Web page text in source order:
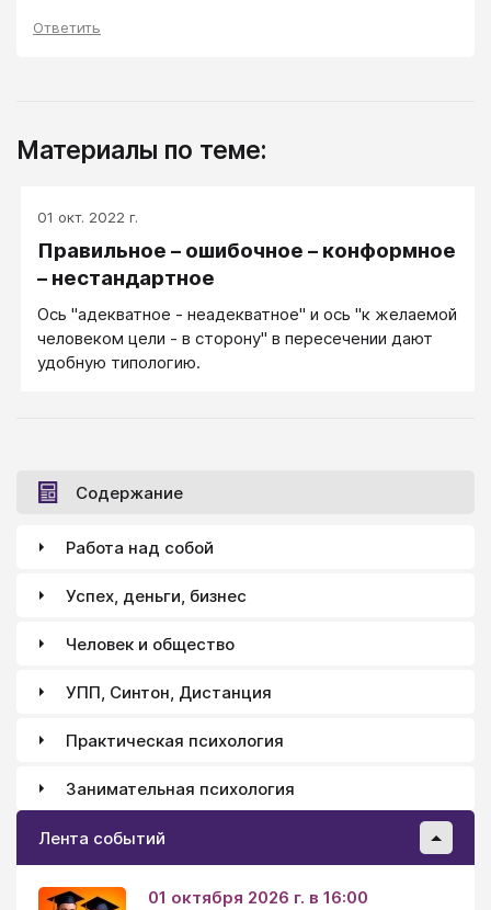
Ответить
Материалы по теме:
01 окт. 2022 г.
Правильное – ошибочное – конформное
– нестандартное
Ось "адекватное - неадекватное" и ось "к желаемой
человеком цели - в сторону" в пересечении дают
удобную типологию.
Содержание
Работа над собой
Успех, деньги, бизнес
Человек и общество
УПП, Синтон, Дистанция
Практическая психология
Занимательная психология
Лента событий
01 октября 2026 г. в 16:00